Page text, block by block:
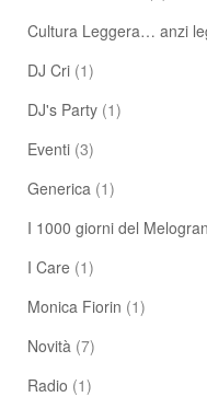
Cultura Leggera… anzi
DJ Cri (1)
DJ's Party (1)
Eventi (3)
Generica (1)
I 1000 giorni del
I Care (1)
Monica Fiorin (1)
Novità (7)
Radio (1)